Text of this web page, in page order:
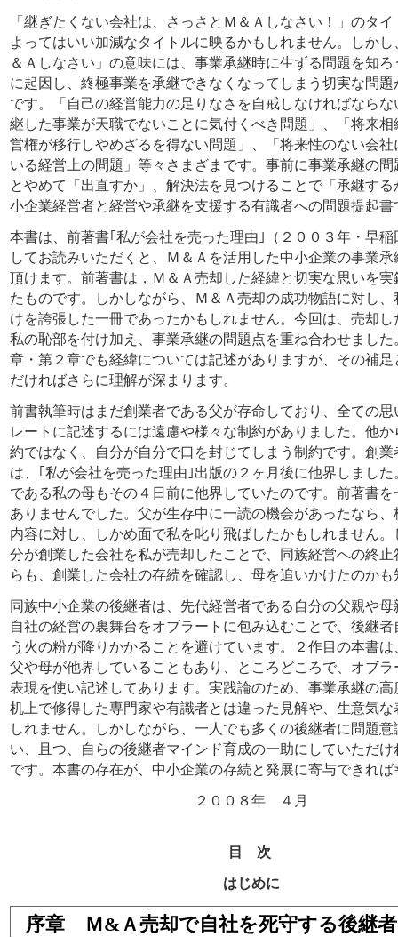
「継ぎたくない会社は、さっさとＭ＆Ａしなさい！」のタ
よってはいい加減なタイトルに映るかもしれません。しか
＆Ａしなさい」の意味には、事業承継時に生ずる問題を知
に起因し、終極事業を承継できなくなってしまう切実な問
です。「自己の経営能力の足りなさを自戒しなければなら
継した事業が天職でないことに気付くべき問題」、「将来
営権が移行しやめざるを得ない問題」、「将来性のない会
いる経営上の問題」等々さまざまです。事前に事業承継の
とやめて「出直すか」、解決法を見つけることで「承継す
小企業経営者と経営や承継を支援する有識者への問題提起書
本書は、前著書｢私が会社を売った理由｣（２００３年・早
してお読みいただくと、Ｍ＆Ａを活用した中小企業の事業
頂けます。前著書は，Ｍ＆Ａ売却した経緯と切実な思いを
たものです。しかしながら、Ｍ＆Ａ売却の成功物語に対し
けを誇張した一冊であったかもしれません。今回は、売却
私の恥部を付け加え、事業承継の問題点を重ね合わせました
章・第２章でも経緯については記述がありますが、その補
だければさらに理解が深まります。
前書執筆時はまだ創業者である父が存命しており、全ての
レートに記述するには遠慮や様々な制約がありました。他
約ではなく、自分が自分で口を封じてしまう制約です。創業
は、｢私が会社を売った理由｣出版の２ヶ月後に他界しまし
である私の母もその４日前に他界していたのです。前著書
ありませんでした。父が生存中に一読の機会があったなら
内容に対し、しかめ面で私を叱り飛ばしたかもしれません
分が創業した会社を私が売却したことで、同族経営への終
らも、創業した会社の存続を確認し、母を追いかけたのか
同族中小企業の後継者は、先代経営者である自分の父親や
自社の経営の裏舞台をオブラートに包み込むことで、後継
う火の粉が降りかかることを避けています。２作目の本書
父や母が他界していることもあり、ところどころで、オブ
表現を使い記述してあります。実践論のため、事業承継の
机上で修得した専門家や有識者とは違った見解や、生意気
しれません。しかしながら、一人でも多くの後継者に問題
い、且つ、自らの後継者マインド育成の一助にしていただ
です。本書の存在が、中小企業の存続と発展に寄与できれば
２００８年 ４月
目 次
はじめに
序章 Ｍ&Ａ売却で自社を死守する後継